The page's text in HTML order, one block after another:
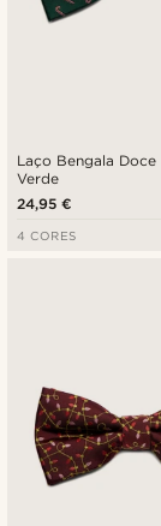
Laço Bengala Doce
Verde
24,95 €
4 CORES